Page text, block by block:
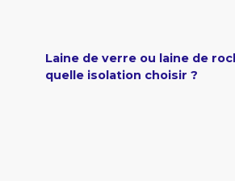
Laine de verre ou laine de
quelle isolation choisir ?